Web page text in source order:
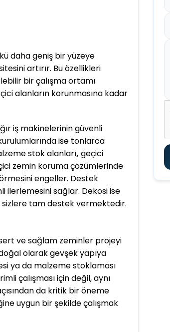
daha geniş bir yüzeye
artırır. Bu özellikleri
bir çalışma ortamı
alanların korunmasına kadar
iş makinelerinin güvenli
ise tonlarca
stok alanları, geçici
zemin koruma çözümlerinde
engeller. Destek
ilerlemesini sağlar. Dekosi ise
sizlere tam destek vermektedir.
ve sağlam zeminler projeyi
olarak gevşek yapıya
ya da malzeme stoklaması
çalışması için değil, aynı
da kritik bir öneme
uygun bir şekilde çalışmak